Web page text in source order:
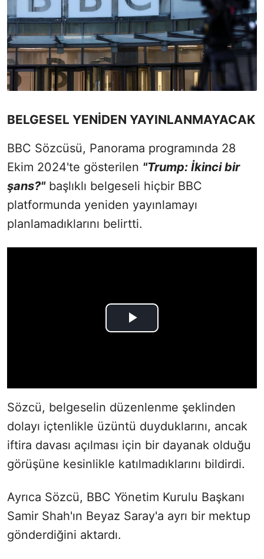
BELGESEL YENİDEN YAYINLANMAYACAK
BBC Sözcüsü, Panorama programında 28
Ekim 2024'te gösterilen "Trump: İkinci bir
şans?"başlıklı belgeseli hiçbir BBC
platformunda yeniden yayınlamayı
planlamadıklarını belirtti.
Sözcü, belgeselin düzenlenme şeklinden
dolayı içtenlikle üzüntü duyduklarını, ancak
iftira davası açılması için bir dayanak olduğu
görüşüne kesinlikle katılmadıklarını bildirdi.
Ayrıca Sözcü, BBC Yönetim Kurulu Başkanı
Samir Shah'ın Beyaz Saray'a ayrı bir mektup
gönderdiğini aktardı.